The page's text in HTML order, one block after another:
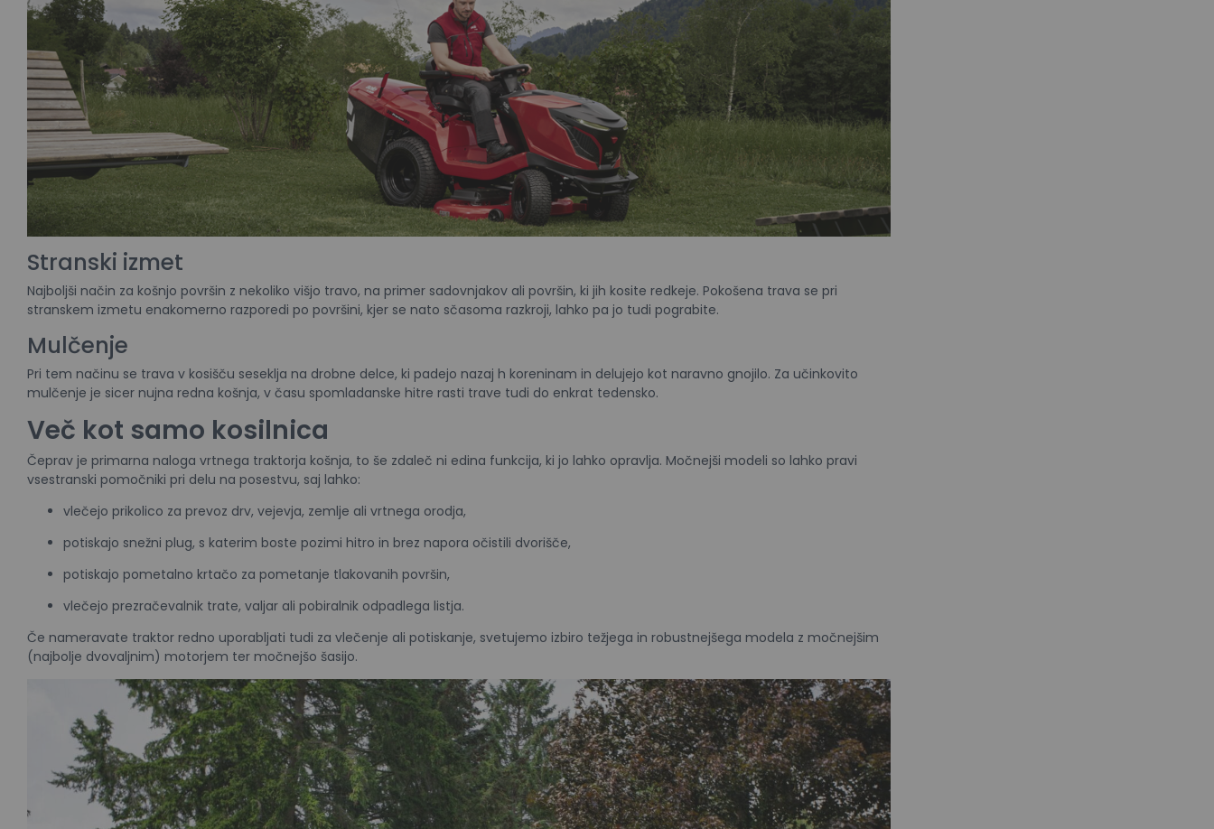
Stranski izmet
Najboljši način za košnjo površin z nekoliko višjo travo, na primer sadovnjakov ali površin, ki jih kosite redkeje. Pokošena trava se pri
stranskem izmetu enakomerno razporedi po površini, kjer se nato sčasoma razkroji, lahko pa jo tudi pograbite.
Mulčenje
Pri tem načinu se trava v kosišču seseklja na drobne delce, ki padejo nazaj h koreninam in delujejo kot naravno gnojilo. Za učinkovito
mulčenje je sicer nujna redna košnja, v času spomladanske hitre rasti trave tudi do enkrat tedensko.
Več kot samo kosilnica
Čeprav je primarna naloga vrtnega traktorja košnja, to še zdaleč ni edina funkcija, ki jo lahko opravlja. Močnejši modeli so lahko pravi
vsestranski pomočniki pri delu na posestvu, saj lahko:
vlečejo prikolico za prevoz drv, vejevja, zemlje ali vrtnega orodja,
potiskajo snežni plug, s katerim boste pozimi hitro in brez napora očistili dvorišče,
potiskajo pometalno krtačo za pometanje tlakovanih površin,
vlečejo prezračevalnik trate, valjar ali pobiralnik odpadlega listja.
Če nameravate traktor redno uporabljati tudi za vlečenje ali potiskanje, svetujemo izbiro težjega in robustnejšega modela z močnejšim
(najbolje dvovaljnim) motorjem ter močnejšo šasijo.